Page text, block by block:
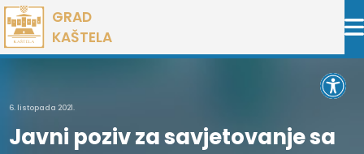
Preskoči
na
sadržaj
GRAD
KAŠTELA
6. listopada 2021.
Javni poziv za savjetovanje sa